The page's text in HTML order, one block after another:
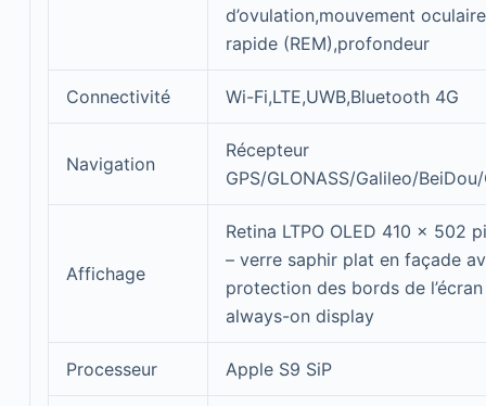
d’ovulation,mouvement oculaire
rapide (REM),profondeur
Connectivité Wi-Fi,LTE,UWB,Bluetooth 4G
Navigation
Récepteur
GPS/GLONASS/Galileo/BeiDou/
Affichage
Retina LTPO OLED 410 x 502
– verre saphir plat en façade
protection des bords de l’écran
always-on display
Processeur Apple S9 SiP